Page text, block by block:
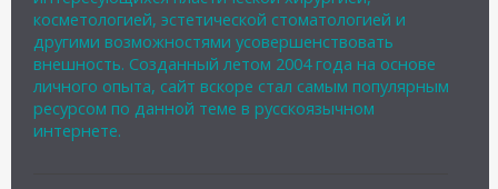
косметологией, эстетической стоматологией и
другими возможностями усовершенствовать
внешность. Созданный летом 2004 года на основе
личного опыта, сайт вскоре стал самым популярным
ресурсом по данной теме в русскоязычном
интернете.